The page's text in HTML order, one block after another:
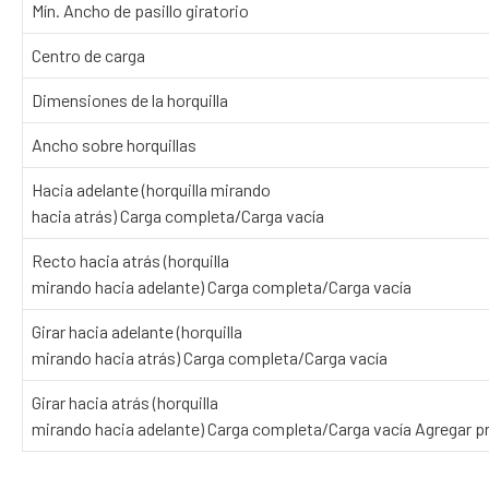
Mín. Ancho de pasillo giratorio
Centro de carga
Dimensiones de la horquilla
Ancho sobre horquillas
Hacia adelante (horquilla mirando
hacia atrás) Carga completa/Carga vacía
Recto hacia atrás (horquilla
mirando hacia adelante) Carga completa/Carga vacía
Girar hacia adelante (horquilla
mirando hacia atrás) Carga completa/Carga vacía
Girar hacia atrás (horquilla
mirando hacia adelante) Carga completa/Carga vacía Agregar